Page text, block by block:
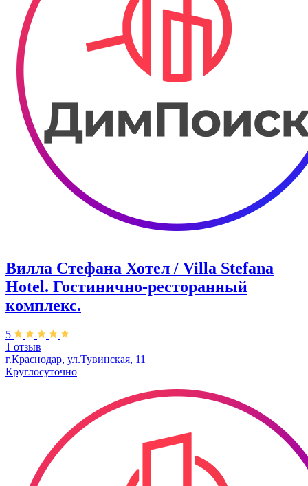
Вилла Стефана Хотел / Villa Stefana
Hotel. Гостинично-ресторанный
комплекс.
5
1 отзыв
г.Краснодар, ул.Тувинская, 11
Круглосуточно